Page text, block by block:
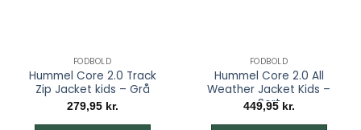
FODBOLD
Hummel Core 2.0 Track
Zip Jacket kids – Grå
279,95 kr.
FODBOLD
Hummel Core 2.0 All
Weather Jacket Kids –
Sort
449,95 kr.